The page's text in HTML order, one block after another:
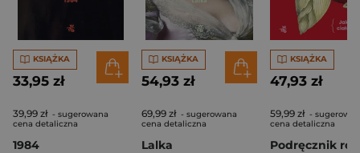
KSIĄŻKA
33,95 zł
39,99 zł - sugerowana
cena detaliczna
1984
KSIĄŻKA
54,93 zł
69,99 zł - sugerowana
cena detaliczna
Lalka
KSIĄŻKA
47,93 zł
59,99 zł -
cena detaliczna